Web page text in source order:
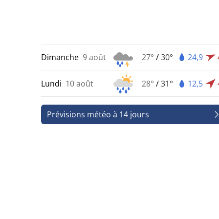
Dimanche 9 août 27° /30° 24,9
Lundi 10 août 28° /31° 12,5
Prévisions météo à 14 jours